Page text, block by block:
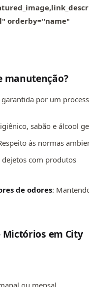
orderby="name"
manutenção?
por um
sabão e álcool
às normas
dejetos com produtos
de odores:
em City